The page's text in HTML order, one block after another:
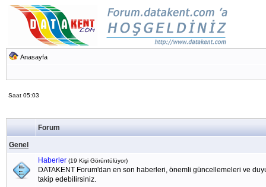
Anasayfa
Saat 05:03
Forum
Genel
Haberler (19 Kişi Görüntülüyor)
DATAKENT Forum'dan en son haberleri, önemli güncellemeleri ve
takip edebilirsiniz.